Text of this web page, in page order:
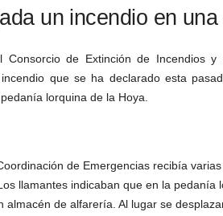
un incendio en
Consorcio de Extinción de Incendios
que se ha declarado esta
lorquina de la Hoya.
de Emergencias recibía
llamantes indicaban que en la pedanía
almacén de alfarería. Al lugar se